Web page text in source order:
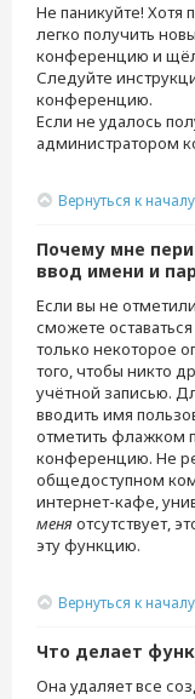
Не паникуйте! Хотя
легко получить
конференцию и
Следуйте
конференцию.
Если не удалось
администратором
Вернуться к началу
Почему мне
ввод имени и
Если вы не
сможете
только некоторое
того, чтобы никто
учётной записью.
вводить имя
отметить флажком
конференцию. Не
общедоступном
интернет-кафе,
меняотсутствует,
эту функцию.
Вернуться к началу
Что делает
Она удаляет все